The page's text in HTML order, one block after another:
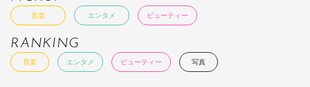
音楽 エンタメ ビューティー
RANKING
音楽 エンタメ ビューティー 写真